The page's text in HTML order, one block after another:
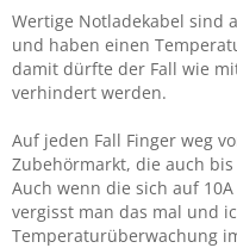
Wertige Notladekabel sind
und haben einen
damit dürfte der Fall wie
verhindert werden.
Auf jeden Fall Finger weg
Zubehörmarkt, die auch
Auch wenn die sich auf
vergisst man das mal und
Temperaturüberwachung